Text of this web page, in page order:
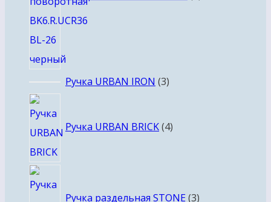
Ручка URBAN IRON 33
Ручка URBAN BRICK 4товара
Ручка раздельная STONE 3товара